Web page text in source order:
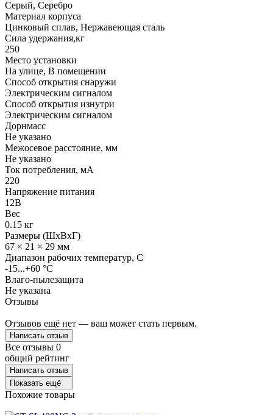
Серый, Серебро
Материал корпуса
Цинковый сплав, Нержавеющая сталь
Сила удержания,кг
250
Место установки
На улице, В помещении
Способ открытия снаружи
Электрическим сигналом
Способ открытия изнутри
Электрическим сигналом
Дорнмасс
Не указано
Межосевое расстояние, мм
Не указано
Ток потребления, мА
220
Напряжение питания
12В
Вес
0.15 кг
Размеры (ШхВхГ)
67 × 21 × 29 мм
Диапазон рабочих температур, C
-15...+60 °C
Влаго-пылезащита
Не указана
Отзывы
Отзывов ещё нет — ваш может стать первым.
Написать отзыв
Все отзывы 0
общий рейтинг
Написать отзыв
Показать ещё
Похожие товары